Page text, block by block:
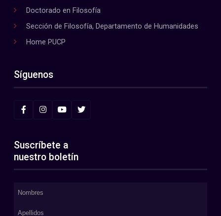
Doctorado en Filosofía
Sección de Filosofía, Departamento de Humanidades
Home PUCP
Síguenos
Suscríbete a
nuestro boletín